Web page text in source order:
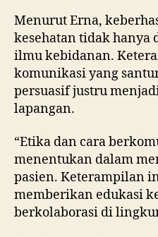
Menurut Erna,
kesehatan tidak hanya
ilmu kebidanan.
komunikasi yang
persuasif justru
lapangan.
“Etika dan cara
menentukan dalam
pasien. Keterampilan
memberikan edukasi
berkolaborasi di